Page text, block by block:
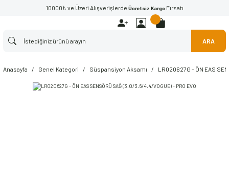
10000₺ ve Üzeri Alışverişlerde Ücretsiz Kargo Fırsatı
ARA
Anasayfa Genel Kategori Süspansiyon Aksamı LR020627G - ÖN EAS